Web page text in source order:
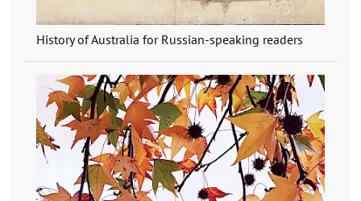
History of Australia for Russian-speaking readers